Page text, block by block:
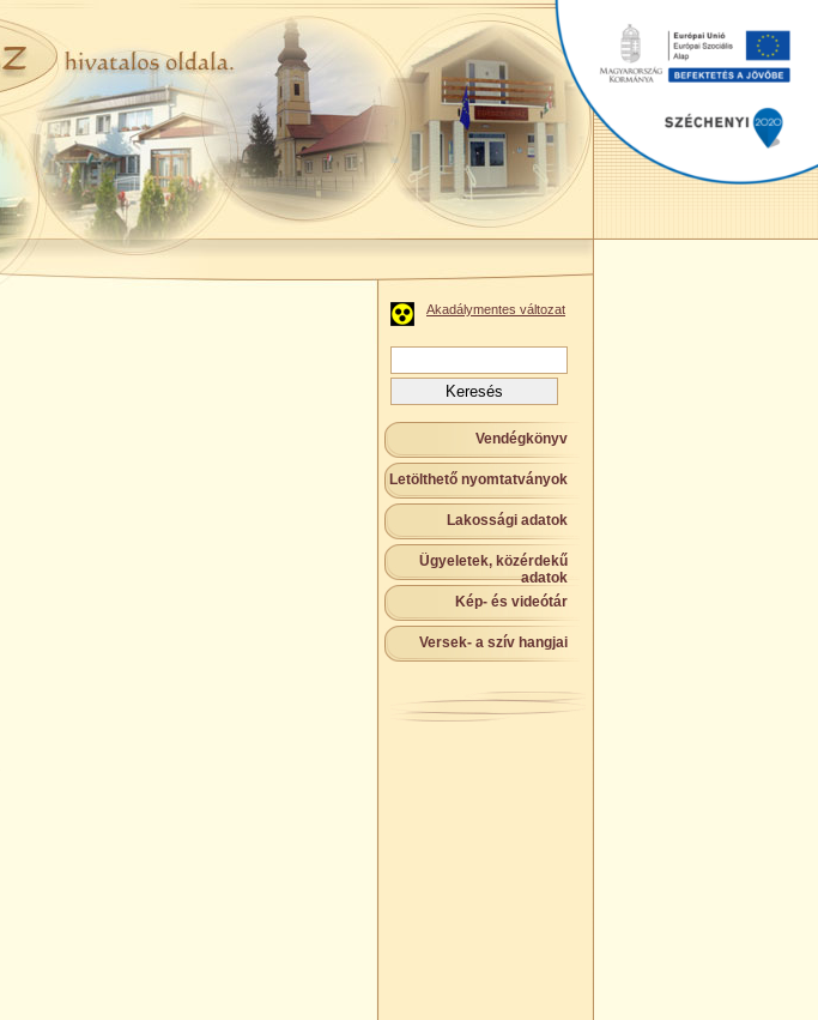
Akadálymentes változat
Vendégkönyv
Letölthető nyomtatványok
Lakossági adatok
Ügyeletek, közérdekű
adatok
Kép- és videótár
Versek- a szív hangjai